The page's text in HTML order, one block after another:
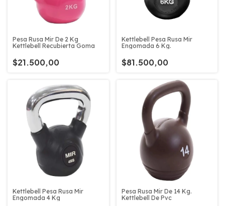
Pesa Rusa Mir De 2 Kg
Kettlebell Recubierta Goma
$21.500,00
Kettlebell Pesa Rusa Mir
Engomada 6 Kg.
$81.500,00
Kettlebell Pesa Rusa Mir
Engomada 4 Kg
Pesa Rusa Mir De 14 Kg.
Kettlebell De Pvc